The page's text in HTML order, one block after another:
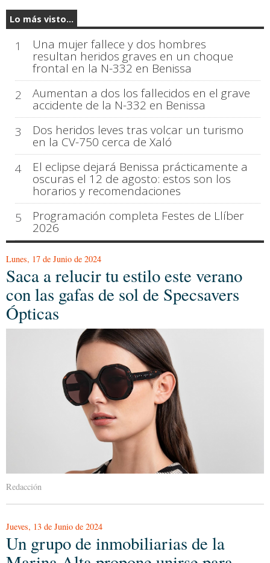
Lo más visto...
1 Una mujer fallece y dos hombres
resultan heridos graves en un choque
frontal en la N-332 en Benissa
2
Aumentan a dos los fallecidos en el grave
accidente de la N-332 en Benissa
3
Dos heridos leves tras volcar un turismo
en la CV-750 cerca de Xaló
4
El eclipse dejará Benissa prácticamente a
oscuras el 12 de agosto: estos son los
horarios y recomendaciones
5
Programación completa Festes de Llíber
2026
Lunes, 17 de Junio de 2024
Saca a relucir tu estilo este verano
con las gafas de sol de Specsavers
Ópticas
Redacción
Jueves, 13 de Junio de 2024
Un grupo de inmobiliarias de la